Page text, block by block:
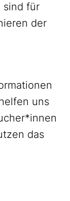
sind für
der
uns
das